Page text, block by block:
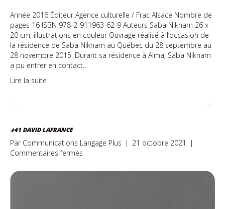
Année 2016 Éditeur Agence culturelle / Frac Alsace Nombre de
pages 16 ISBN 978-2-911963-62-9 Auteurs Saba Niknam 26 x
20 cm, illustrations en couleur Ouvrage réalisé à l’occasion de
la résidence de Saba Niknam au Québec du 28 septembre au
28 novembre 2015. Durant sa résidence à Alma, Saba Niknam
a pu entrer en contact…
Lire la suite
#41 DAVID LAFRANCE
Par Communications Langage Plus | 21 octobre 2021
|
Commentaires fermés
David